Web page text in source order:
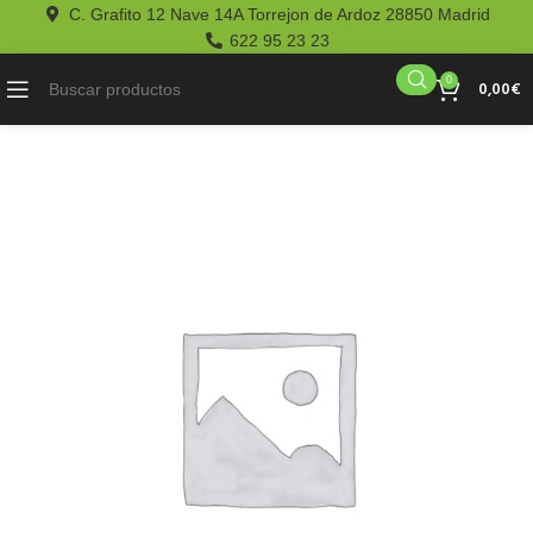
C. Grafito 12 Nave 14A Torrejon de Ardoz 28850 Madrid
622 95 23 23
0 0,00€